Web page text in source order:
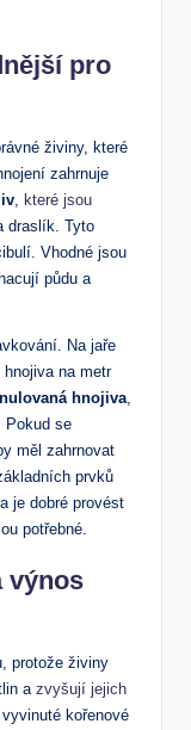
pro
živiny, které
zahrnuje
které jsou
draslík. Tyto
Vhodné jsou
půdu a
Na jaře
na metr
hnojiva
Pokud se
měl zahrnovat
prvků
je dobré provést
potřebné.
výnos
protože živiny
a zvyšují jejich
vyvinuté kořenové